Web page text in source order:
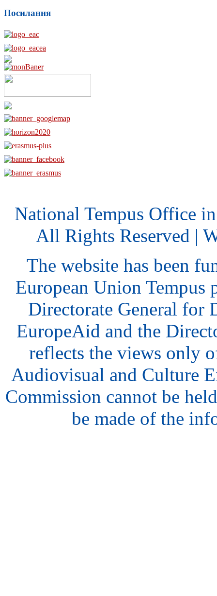
Посилання
National Tempus Office
All Rights Reserved |
The website has been
European Union Tempus
Directorate General for
EuropeAid and the
reflects the views only
Audiovisual and Culture
Commission cannot be
be made of the